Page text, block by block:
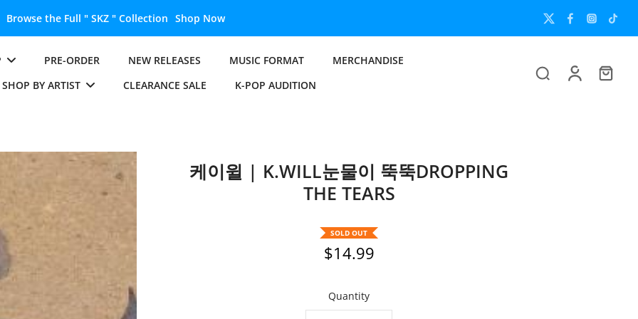
Browse the Full " SKZ " Collection Shop Now
PRE-ORDER NEW RELEASES MUSIC FORMAT
MERCHANDISE
SHOP BY ARTIST
CLEARANCE SALE K-POP AUDITION
케이윌 | K.WILL눈물이 뚝뚝DROPPING
THE TEARS
SOLD OUT
$14.99
Quantity